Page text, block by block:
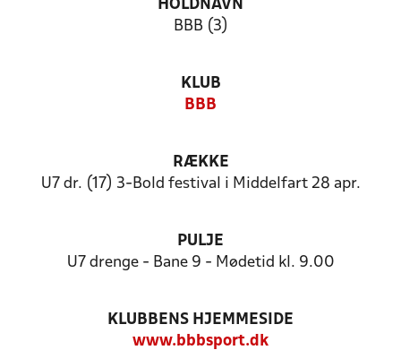
HOLDNAVN
BBB (3)
KLUB
BBB
RÆKKE
U7 dr. (17) 3-Bold festival i Middelfart 28 apr.
PULJE
U7 drenge - Bane 9 - Mødetid kl. 9.00
KLUBBENS HJEMMESIDE
www.bbbsport.dk